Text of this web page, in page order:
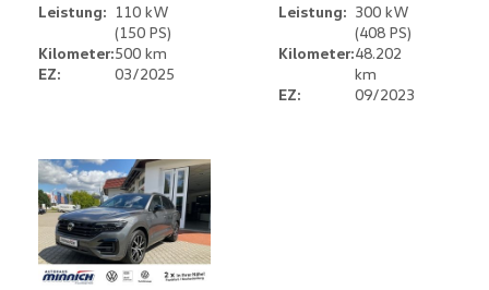
Leistung: 110 kW
(150 PS)
Kilometer:500 km
EZ:
03/2025
Leistung: 300 kW
(408 PS)
Kilometer:48.202
km
EZ:
09/2023